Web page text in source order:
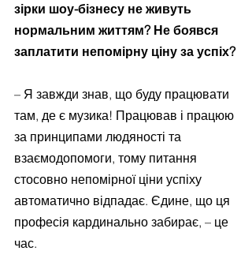
зірки шоу-бізнесу не живуть
нормальним життям? Не боявся
заплатити непомірну ціну за успіх?
– Я завжди знав, що буду працювати
там, де є музика! Працював і працюю
за принципами людяності та
взаємодопомоги, тому питання
стосовно непомірної ціни успіху
автоматично відпадає. Єдине, що ця
професія кардинально забирає, – це
час.